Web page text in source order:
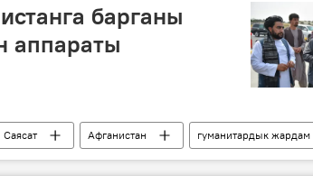
барганы
аппараты
Саясат Афганистан гуманитардык жардам